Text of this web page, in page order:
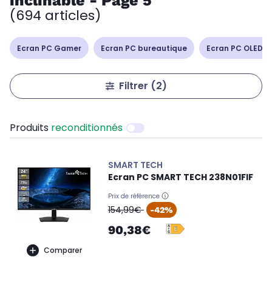
(694 articles)
Ecran PC Gamer Ecran PC bureautique Ecran PC OLED /
Filtrer (2)
Produits reconditionnés
Comparer
SMART TECH
Ecran PC SMART TECH 238N01FIF
Prix de référence
oldPrice
154,99€ -42%
90,38€